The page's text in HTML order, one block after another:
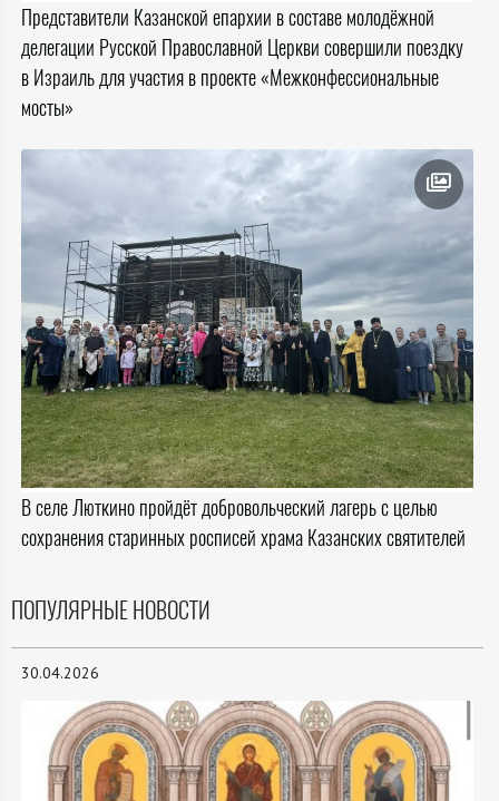
Представители Казанской епархии в составе молодёжной
делегации Русской Православной Церкви совершили поездку
в Израиль для участия в проекте «Межконфессиональные
мосты»
В селе Люткино пройдёт добровольческий лагерь с целью
сохранения старинных росписей храма Казанских святителей
ПОПУЛЯРНЫЕ НОВОСТИ
30.04.2026